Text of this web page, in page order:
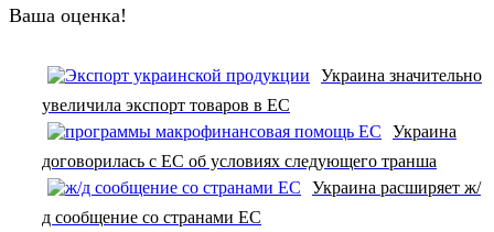
Ваша оценка!
Украина значительно
увеличила экспорт товаров в ЕС
Украина
договорилась с ЕС об условиях следующего транша
Украина расширяет ж/
д сообщение со странами ЕС